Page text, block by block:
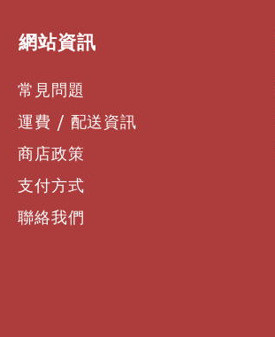
​網站資訊
常見問題
運費 / 配送資訊
商店政策
支付方式
聯絡我們